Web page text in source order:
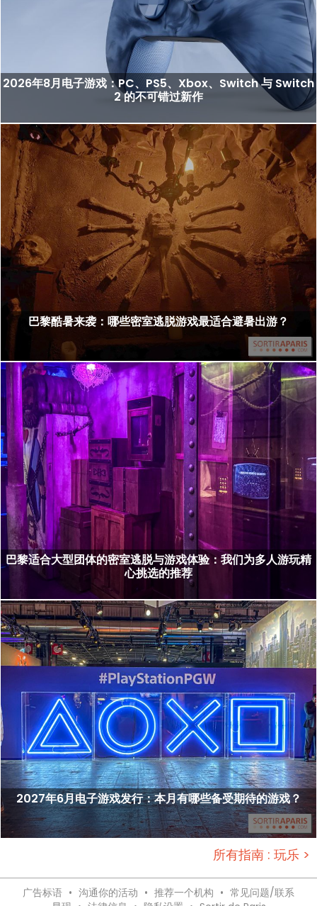
2026年8月电子游戏：PC、PS5、Xbox、Switch 与 Switch
2 的不可错过新作
巴黎酷暑来袭：哪些密室逃脱游戏最适合避暑出游？
巴黎适合大型团体的密室逃脱与游戏体验：我们为多人游玩精
心挑选的推荐
2027年6月电子游戏发行：本月有哪些备受期待的游戏？
所有指南 : 玩乐 >
广告标语 • 沟通你的活动 • 推荐一个机构 • 常见问题/联系